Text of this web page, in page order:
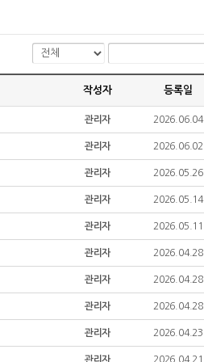
작성자 등록일
관리자 2026.06.04
관리자 2026.06.02
관리자 2026.05.26
관리자 2026.05.14
관리자 2026.05.11
관리자 2026.04.28
관리자 2026.04.28
관리자 2026.04.28
관리자 2026.04.23
관리자 2026.04.21